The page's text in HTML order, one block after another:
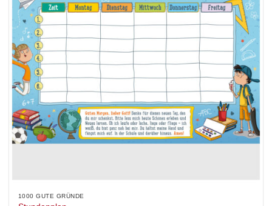
1000 GUTE GRÜNDE